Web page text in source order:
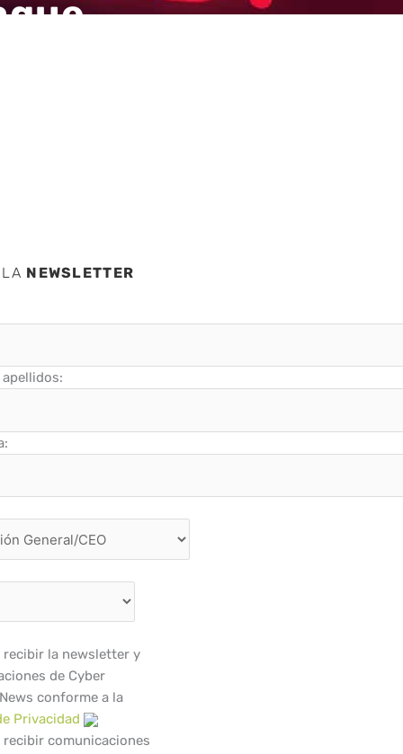
NEWSLETTER
recibir la newsletter y
de Cyber
conforme a la
Privacidad
recibir comunicaciones